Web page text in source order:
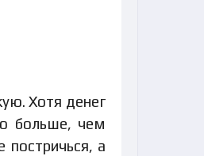
Хотя денег
больше, чем
а